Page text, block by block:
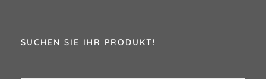
SUCHEN SIE IHR PRODUKT!